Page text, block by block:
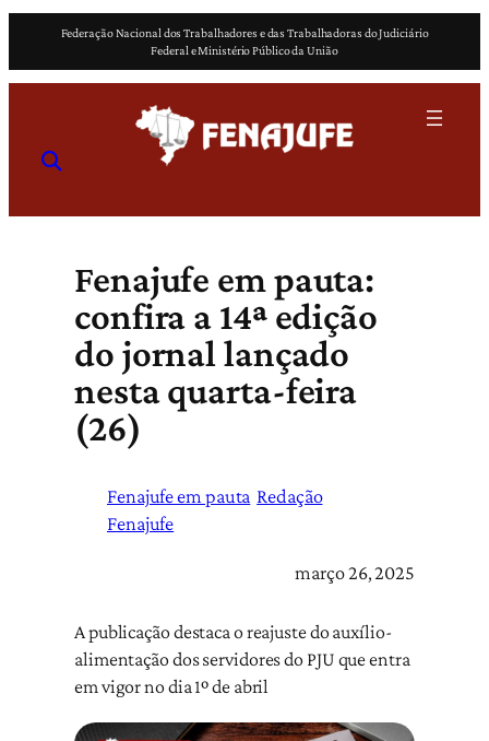
o
Federação Nacional dos Trabalhadores e das Trabalhadoras do Judiciário
Federal e Ministério Público da União
Fenajufe em pauta:
confira a 14ª edição
do jornal lançado
nesta quarta-feira
(26)
Fenajufe em pauta Redação
Fenajufe
março 26, 2025
A publicação destaca o reajuste do auxílio-
alimentação dos servidores do PJU que entra
em vigor no dia 1º de abril